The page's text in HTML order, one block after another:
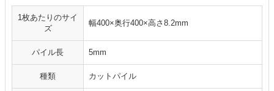
1枚あたりのサイ
ズ
幅400×奥行400×高さ8.2mm
パイル長 5mm
種類 カットパイル